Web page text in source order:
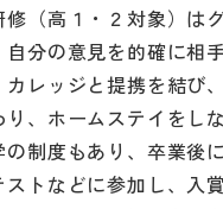
（高１・２対象）は
分の意見を的確に
レッジと提携を結び
、ホームステイをし
制度もあり、卒業
トなどに参加し、入